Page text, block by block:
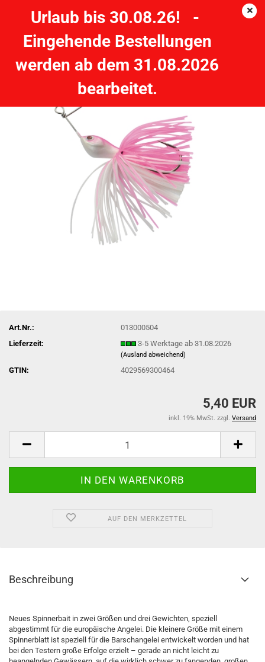
Urlaub bis 30.08.26! -
Eingehende Bestellungen
werden ab dem 31.08.2026
bearbeitet.
QUANTUM Spinner Bait 20g - 10 cm Pink Lady Spinnerbait
Art.Nr.:
013000504
Lieferzeit:
3-5 Werktage ab 31.08.2026
(Ausland abweichend)
GTIN: 4029569300464
5,40 EUR
inkl. 19% MwSt. zzgl. Versand
AUF DEN MERKZETTEL
Beschreibung
Neues Spinnerbait in zwei Größen und drei Gewichten, speziell
abgestimmt für die europäische Angelei. Die kleinere Größe mit einem
Spinnerblatt ist speziell für die Barschangelei entwickelt worden und hat
bei den Testern große Erfolge erzielt – gerade an nicht leicht zu